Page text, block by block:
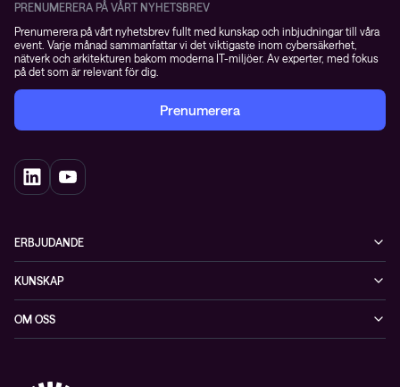
PRENUMERERA PÅ VÅRT NYHETSBREV
Prenumerera på vårt nyhetsbrev fullt med kunskap och inbjudningar till våra
event. Varje månad sammanfattar vi det viktigaste inom cybersäkerhet,
nätverk och arkitekturen bakom moderna IT-miljöer. Av experter, med fokus
på det som är relevant för dig.
Prenumerera
ERBJUDANDE
Datacenter & moln
Nätverk & WiFi
KUNSKAP
Event
OM OSS